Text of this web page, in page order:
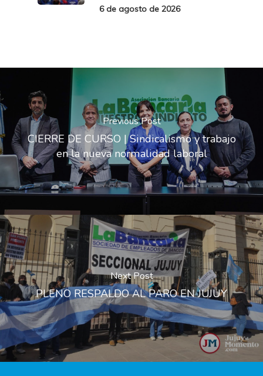
6 de agosto de 2026
Previous Post
CIERRE DE CURSO | Sindicalismo y trabajo
en la nueva normalidad laboral
Next Post
PLENO RESPALDO AL PARO EN JUJUY